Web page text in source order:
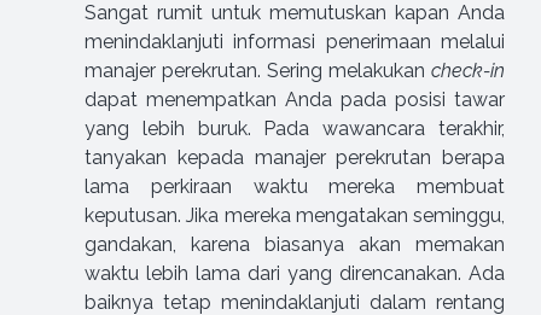
Sangat rumit untuk memutuskan kapan Anda
menindaklanjuti informasi penerimaan melalui
manajer perekrutan. Sering melakukan check-in
dapat menempatkan Anda pada posisi tawar
yang lebih buruk. Pada wawancara terakhir,
tanyakan kepada manajer perekrutan berapa
lama perkiraan waktu mereka membuat
keputusan. Jika mereka mengatakan seminggu,
gandakan, karena biasanya akan memakan
waktu lebih lama dari yang direncanakan. Ada
baiknya tetap menindaklanjuti dalam rentang